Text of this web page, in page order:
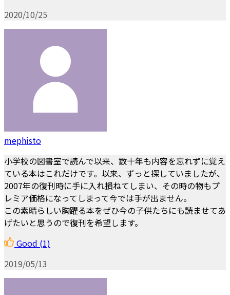
2020/10/25
mephisto
小学校の図書室で読んで以来、数十年も内容を忘れずに覚え
ている本はこれだけです。以来、ずっと探していましたが、
2007年の復刊時に手に入れ損ねてしまい、その時の物もプ
レミア価格になってしまって今では手が出ません。
この素晴らしい胸躍る本をぜひ今の子供たちにも読ませてあ
げたいと思うので復刊を希望します。
Good (1)
2019/05/13